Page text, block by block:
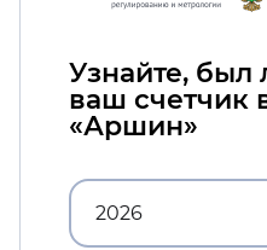
Узнайте, был
ваш счетчик
«Аршин»